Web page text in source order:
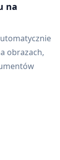
na
obrazach,